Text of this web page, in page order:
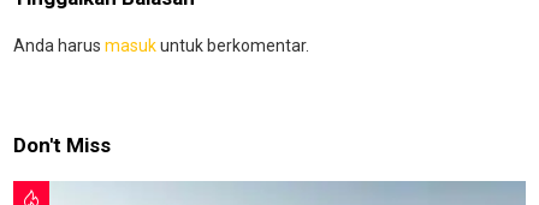
Anda harus masukuntuk berkomentar.
Don't Miss